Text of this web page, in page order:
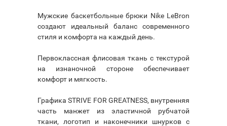
Мужские баскетбольные брюки Nike LeBron
создают идеальный баланс современного
стиля и комфорта на каждый день.
Первоклассная флисовая ткань с текстурой
на изнаночной стороне обеспечивает
комфорт и мягкость.
Графика STRIVE FOR GREATNESS, внутренняя
часть манжет из эластичной рубчатой
ткани, логотип и наконечники шнурков с